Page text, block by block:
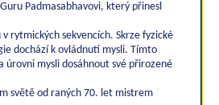
Padmasabhavovi, který přinesl
rytmických sekvencích. Skrze fyzické
dochází k ovládnutí mysli. Tímto
úrovni mysli dosáhnout své přirozené
světě od raných 70. let mistrem